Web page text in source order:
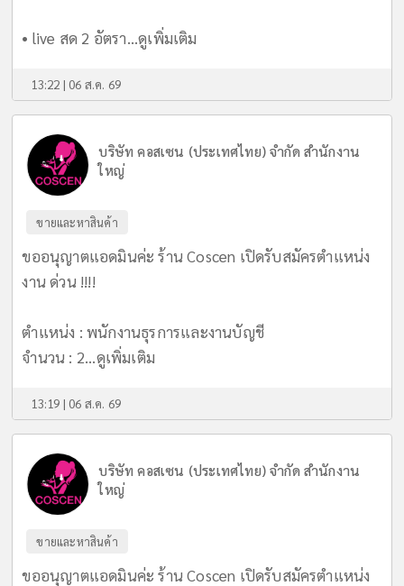
• live สด 2 อัตรา...ดูเพิ่มเติม
13:22 | 06 ส.ค. 69
บริษัท คอสเซน (ประเทศไทย) จำกัด สำนักงาน
ใหญ่
ขายและหาสินค้า
ขออนุญาตแอดมินค่ะ ร้าน Coscen เปิดรับสมัครตำแหน่ง
งาน ด่วน !!!!
ตำแหน่ง : พนักงานธุรการและงานบัญชี
จำนวน : 2...ดูเพิ่มเติม
13:19 | 06 ส.ค. 69
บริษัท คอสเซน (ประเทศไทย) จำกัด สำนักงาน
ใหญ่
ขายและหาสินค้า
ขออนุญาตแอดมินค่ะ ร้าน Coscen เปิดรับสมัครตำแหน่ง